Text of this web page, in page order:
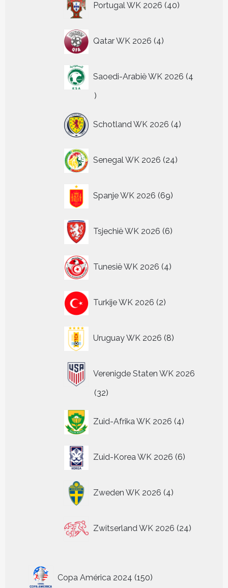
Portugal WK 2026 40
producten
Qatar WK 2026 4
producten
Saoedi-Arabië WK 2026 4
4
Schotland WK 2026 4
producten
Senegal WK 2026 24
producten
Spanje WK 2026 69
producten
Tsjechië WK 2026 6
producten
Tunesië WK 2026 4
producten
Turkije WK 2026 2
producten
Uruguay WK 2026 8
producten
Verenigde Staten WK 2026
3232
Zuid-Afrika WK 2026 4
producten
Zuid-Korea WK 2026 6
producten
Zweden WK 2026 4
producten
Zwitserland WK 2026 24
producten
Copa América 2024 150
producten